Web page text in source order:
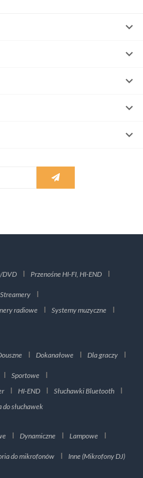





DVD Przenośne HI-FI, HI-END
radiowe
Systemy muzyczne
Dokanałowe Dla graczy
Sportowe
HI-END
Słuchawki Bluetooth
do słuchawek
Dynamiczne Lampowe
do mikrofonów Inne (Mikrofony DJ)